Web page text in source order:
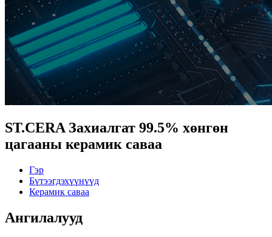
ST.CERA Захиалгат 99.5% хөнгөн
цагааны керамик саваа
Гэр
Бүтээгдэхүүнүүд
Керамик саваа
Ангилалууд